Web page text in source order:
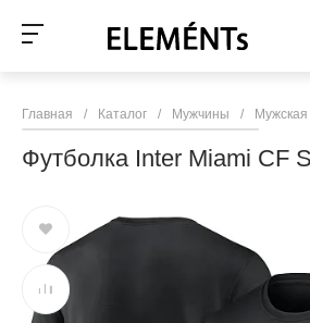
Главная / Каталог / Мужчины /
Футболка Inter Miami CF